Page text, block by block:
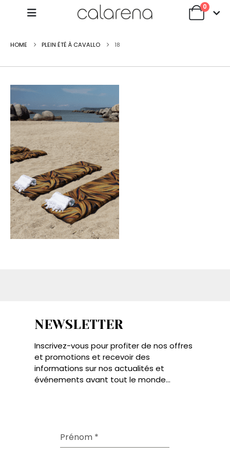
0
HOME PLEIN ÉTÉ À CAVALLO 18
NEWSLETTER
Inscrivez-vous pour profiter de nos offres
et promotions et recevoir des
informations sur nos actualités et
événements avant tout le monde...
Prénom *